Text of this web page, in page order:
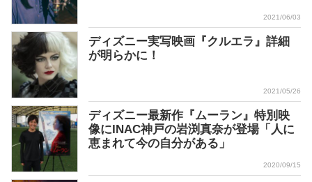
2021/06/03
ディズニー実写映画『クルエラ』詳細
が明らかに！
2021/05/26
ディズニー最新作『ムーラン』特別映
像にINAC神戸の岩渕真奈が登場「人に
恵まれて今の自分がある」
2020/09/15